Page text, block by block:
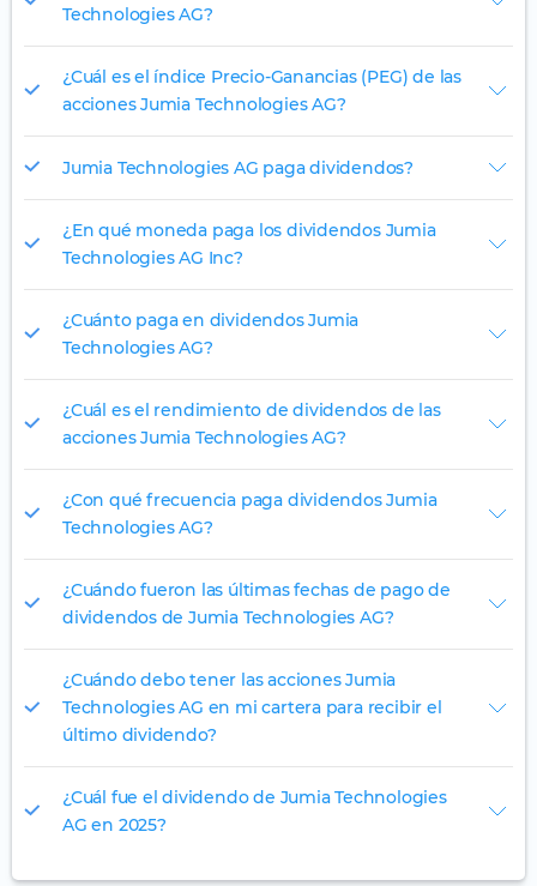
Technologies AG?
¿Cuál es el índice Precio-Ganancias (PEG) de las
acciones Jumia Technologies AG?
Jumia Technologies AG paga dividendos?
¿En qué moneda paga los dividendos Jumia
Technologies AG Inc?
¿Cuánto paga en dividendos Jumia
Technologies AG?
¿Cuál es el rendimiento de dividendos de las
acciones Jumia Technologies AG?
¿Con qué frecuencia paga dividendos Jumia
Technologies AG?
¿Cuándo fueron las últimas fechas de pago de
dividendos de Jumia Technologies AG?
¿Cuándo debo tener las acciones Jumia
Technologies AG en mi cartera para recibir el
último dividendo?
¿Cuál fue el dividendo de Jumia Technologies
AG en 2025?